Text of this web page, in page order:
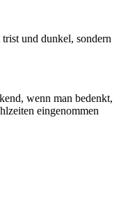
und dunkel, sondern
wenn man bedenkt,
eingenommen